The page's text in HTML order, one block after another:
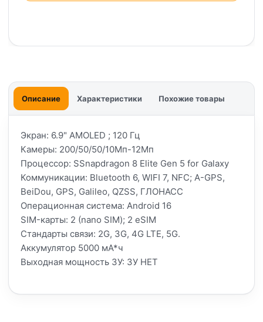
Описание Характеристики Похожие товары
Экран: 6.9" AMOLED ; 120 Гц
Камеры: 200/50/50/10Мп-12Мп
Процессор: SSnapdragon 8 Elite Gen 5 for Galaxy
Коммуникации: Bluetooth 6, WIFI 7, NFC; A-GPS,
BeiDou, GPS, Galileo, QZSS, ГЛОНАСС
Операционная система: Android 16
SIM-карты: 2 (nano SIM); 2 eSIM
Стандарты связи: 2G, 3G, 4G LTE, 5G.
Аккумулятор 5000 мА*ч
Выходная мощность ЗУ: ЗУ НЕТ